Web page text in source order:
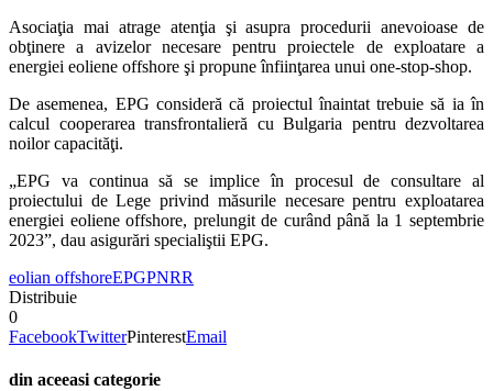
Asociaţia mai atrage atenţia şi asupra procedurii anevoioase de
obţinere a avizelor necesare pentru proiectele de exploatare a
energiei eoliene offshore şi propune înfiinţarea unui one-stop-shop.
De asemenea, EPG consideră că proiectul înaintat trebuie să ia în
calcul cooperarea transfrontalieră cu Bulgaria pentru dezvoltarea
noilor capacităţi.
„EPG va continua să se implice în procesul de consultare al
proiectului de Lege privind măsurile necesare pentru exploatarea
energiei eoliene offshore, prelungit de curând până la 1 septembrie
2023”, dau asigurări specialiştii EPG.
eolian offshoreEPGPNRR
Distribuie
0
FacebookTwitterPinterestEmail
din aceeasi categorie